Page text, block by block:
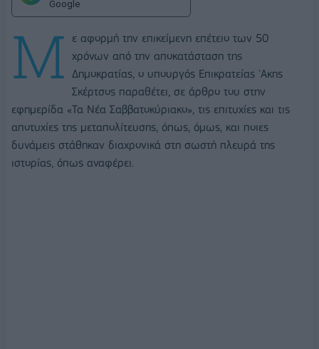
Google
Μ
ε αφορμή την επικείμενη επέτειο των 50
χρόνων από την αποκατάσταση της
Δημοκρατίας, ο υπουργός Επικρατείας 'Ακης
Σκέρτσος παραθέτει, σε άρθρο του στην
εφημερίδα «Τα Νέα Σαββατοκύριακο», τις επιτυχίες και τις
αποτυχίες της μεταπολίτευσης, όπως, όμως, και ποιες
δυνάμεις στάθηκαν διαχρονικά στη σωστή πλευρά της
ιστορίας, όπως αναφέρει.